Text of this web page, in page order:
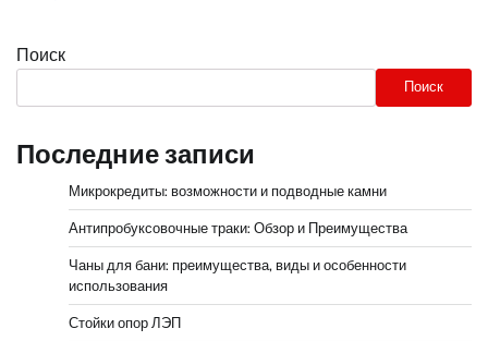
Поиск
Поиск
Последние записи
Микрокредиты: возможности и подводные камни
Антипробуксовочные траки: Обзор и Преимущества
Чаны для бани: преимущества, виды и особенности
использования
Стойки опор ЛЭП